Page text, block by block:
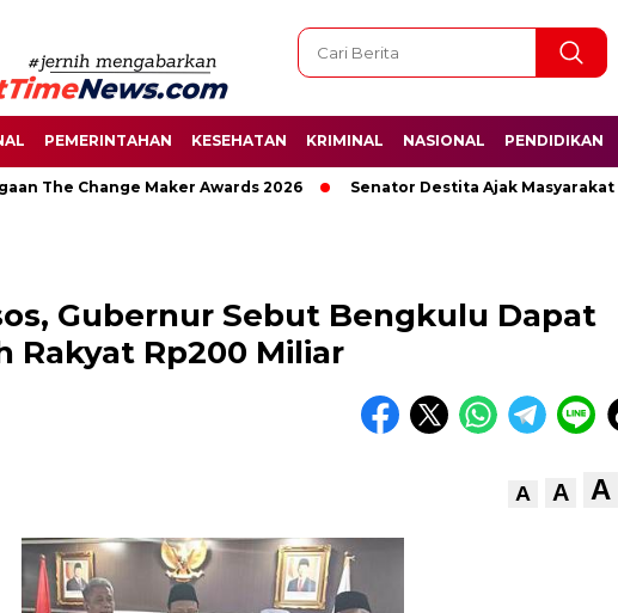
PEMERINTAHAN KESEHATAN KRIMINAL NASIONAL PENDIDIKAN
Change Maker Awards 2026 Senator Destita Ajak Masyarakat
Gubernur Sebut Bengkulu Dapat
Rakyat Rp200 Miliar
A A A